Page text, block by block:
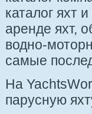
каталог яхт
аренде яхт,
водно-
самые
На
парусную